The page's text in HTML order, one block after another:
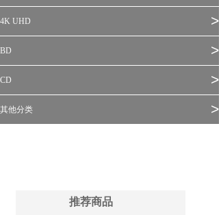
4K UHD >
BD >
CD >
其他分类 >
推荐商品